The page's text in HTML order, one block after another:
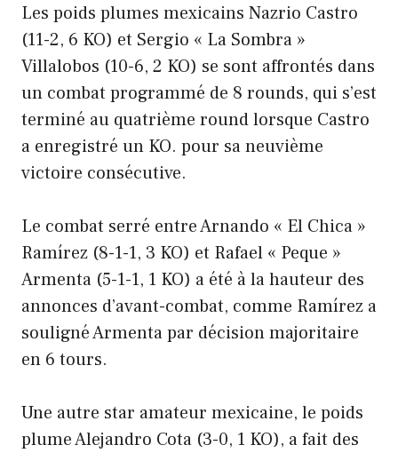
Les poids plumes mexicains Nazrio Castro
(11-2, 6 KO) et Sergio « La Sombra »
Villalobos (10-6, 2 KO) se sont affrontés dans
un combat programmé de 8 rounds, qui s’est
terminé au quatrième round lorsque Castro
a enregistré un KO. pour sa neuvième
victoire consécutive.
Le combat serré entre Arnando « El Chica »
Ramírez (8-1-1, 3 KO) et Rafael « Peque »
Armenta (5-1-1, 1 KO) a été à la hauteur des
annonces d’avant-combat, comme Ramírez a
souligné Armenta par décision majoritaire
en 6 tours.
Une autre star amateur mexicaine, le poids
plume Alejandro Cota (3-0, 1 KO), a fait des